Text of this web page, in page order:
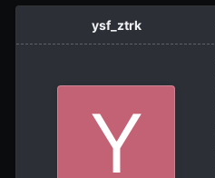
ysf_ztrk